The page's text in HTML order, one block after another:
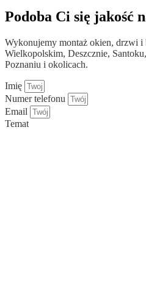
Podoba Ci się jakość
Wykonujemy montaż okien, drzwi
Wielkopolskim, Deszcznie,
Poznaniu i okolicach.
Imię
Numer telefonu
Email
Temat